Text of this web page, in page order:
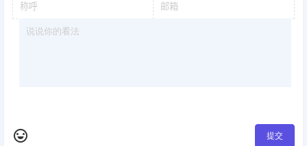
提交